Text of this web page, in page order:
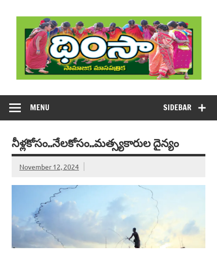
content
DHIMSA
SIDEBAR
MENU
నీళ్లకోసం..నేలకోసం..మత్స్యకారుల దైన్యం
November 12, 2024